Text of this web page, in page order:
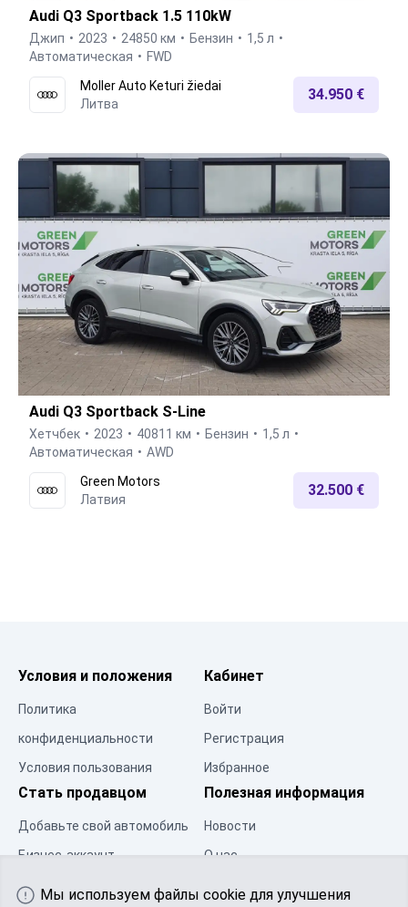
Audi Q3 Sportback 1.5 110kW
Джип 2023 24850 км Бензин
1,5 л
Автоматическая
FWD
Moller Auto Keturi žiedai
Литва
34.950 €
Audi Q3 Sportback S-Line
Хетчбек 2023 40811 км Бензин
1,5 л
Автоматическая
AWD
Green Motors
Латвия
32.500 €
Условия и положения
Политика
конфиденциальности
Условия пользования
Кабинет
Войти
Регистрация
Избранное
Стать продавцом
Добавьте свой автомобиль
Бизнес-аккаунт
Центр ресурсов
Полезная информация
Новости
О нас
Мы используем файлы cookie для улучшения